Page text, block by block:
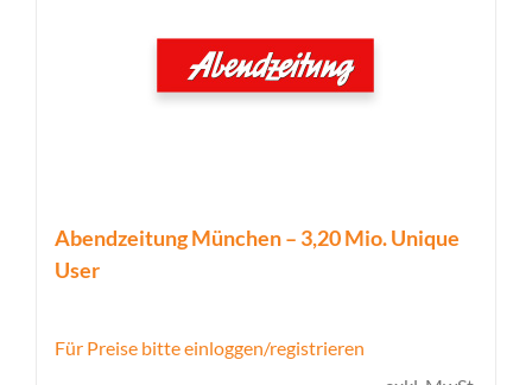
Abendzeitung München – 3,20 Mio. Unique
User
Für Preise bitte einloggen/registrieren